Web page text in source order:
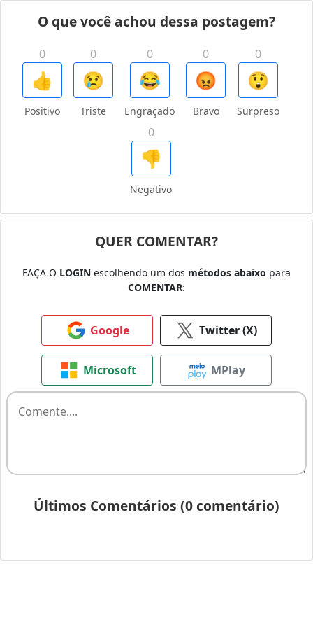
O que você achou dessa postagem?
0
👍
Positivo
0
😢
Triste
0
😂
Engraçado
0
😡
Bravo
0
😲
Surpreso
0
👎
Negativo
QUER COMENTAR?
FAÇA O LOGIN escolhendo um dos métodos abaixo para
COMENTAR:
Google Twitter (X)
Microsoft MPlay
Últimos Comentários (0 comentário)